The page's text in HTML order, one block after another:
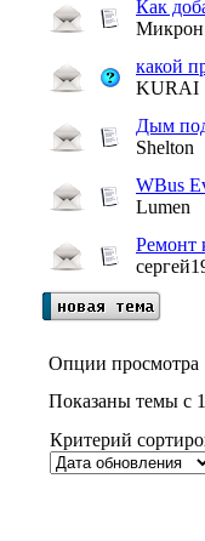
Как
Микрон
какой
KURAI
Дым
Shelton
WBus
Lumen
Ремонт
Опции просмотра
Показаны темы с
Критерий